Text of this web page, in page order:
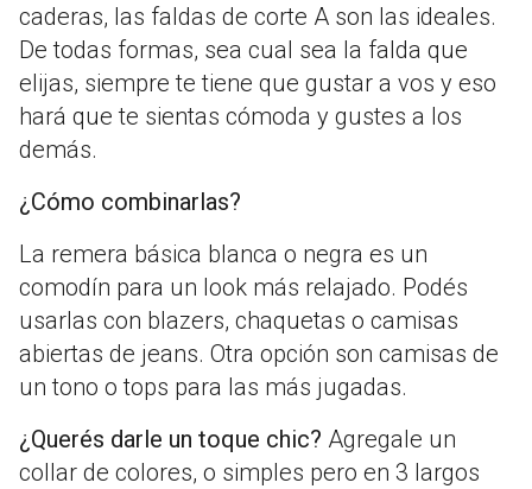
caderas, las faldas de corte A son las ideales.
De todas formas, sea cual sea la falda que
elijas, siempre te tiene que gustar a vos y eso
hará que te sientas cómoda y gustes a los
demás.
¿Cómo combinarlas?
La remera básica blanca o negra es un
comodín para un look más relajado. Podés
usarlas con blazers, chaquetas o camisas
abiertas de jeans. Otra opción son camisas de
un tono o tops para las más jugadas.
¿Querés darle un toque chic? Agregale un
collar de colores, o simples pero en 3 largos